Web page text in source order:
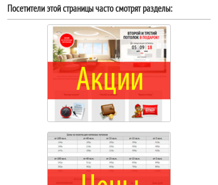
Посетители этой страницы часто смотрят разделы: